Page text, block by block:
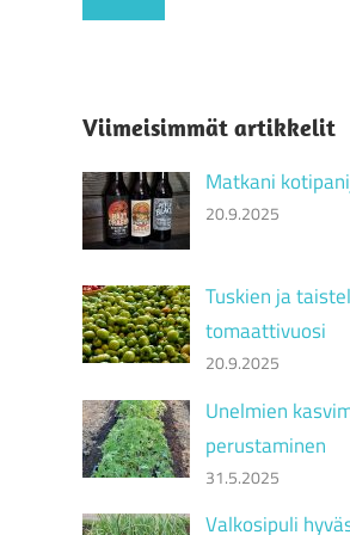
Viimeisimmät artikkelit
Matkani
20.9.2025
Tuskien ja
tomaattivuosi
20.9.2025
Unelmien
perustaminen
31.5.2025
Valkosipuli